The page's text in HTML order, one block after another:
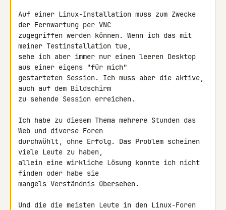
Auf einer Linux-Installation muss zum Zwecke
der Fernwartung per VNC
zugegriffen werden können. Wenn ich das mit
meiner Testinstallation tue,
sehe ich aber immer nur einen leeren Desktop
aus einer eigens "für mich"
gestarteten Session. Ich muss aber die aktive,
auch auf dem Bildschirm
zu sehende Session erreichen.
Ich habe zu diesem Thema mehrere Stunden das
Web und diverse Foren
durchwühlt, ohne Erfolg. Das Problem scheinen
viele Leute zu haben,
allein eine wirkliche Lösung konnte ich nicht
finden oder habe sie
mangels Verständnis übersehen.
Und die die meisten Leute in den Linux-Foren